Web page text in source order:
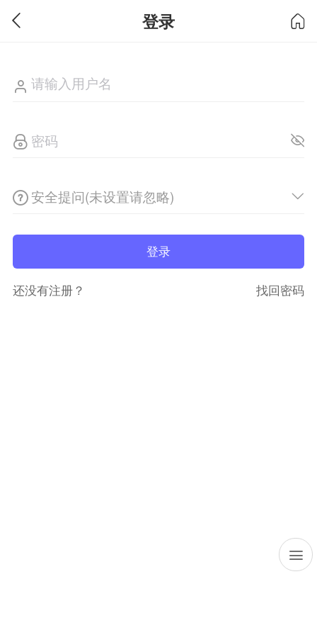
登录
安全提问(未设置请忽略)
登录
还没有注册？ 找回密码